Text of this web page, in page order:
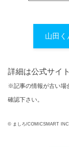
山田く
詳細は公式サイ
※記事の情報が古い場
確認下さい。
© ましろ/COMICSMART